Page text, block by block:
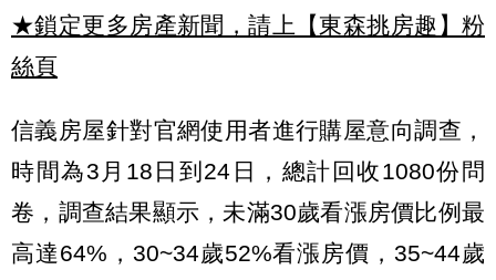
★鎖定更多房產新聞，請上【東森挑房趣】粉
絲頁
信義房屋針對官網使用者進行購屋意向調查，
時間為3月18日到24日，總計回收1080份問
卷，調查結果顯示，未滿30歲看漲房價比例最
高達64%，30~34歲52%看漲房價，35~44歲